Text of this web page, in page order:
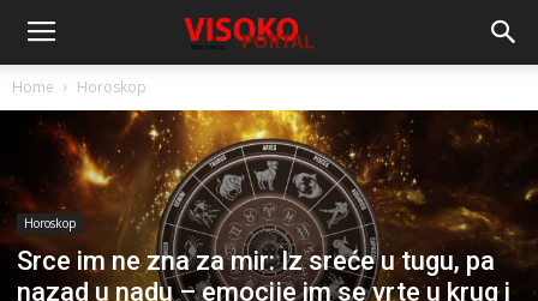
Home Horoskop
Horoskop
Srce im ne zna za mir: Iz sreće u tugu, pa
nazad u nadu – emocije im se vrte u krug i